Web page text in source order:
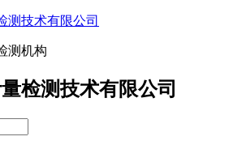
测机构
检测技术有限公司